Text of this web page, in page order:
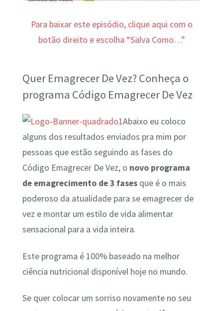
Para baixar este episódio, clique aqui com o
botão direito e escolha “Salva Como…”
Quer Emagrecer De Vez? Conheça o
programa Código Emagrecer De Vez
Abaixo eu coloco
alguns dos resultados enviados pra mim por
pessoas que estão seguindo as fases do
Código Emagrecer De Vez, o novo programa
de emagrecimento de 3 fasesque é o mais
poderoso da atualidade para se emagrecer de
vez e montar um estilo de vida alimentar
sensacional para a vida inteira.
Este programa é 100% baseado na melhor
ciência nutricional disponível hoje no mundo.
Se quer colocar um sorriso novamente no seu